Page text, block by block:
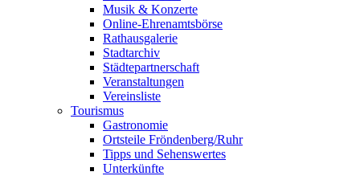
Musik & Konzerte
Online-Ehrenamtsbörse
Rathausgalerie
Stadtarchiv
Städtepartnerschaft
Veranstaltungen
Vereinsliste
Tourismus
Gastronomie
Ortsteile Fröndenberg/Ruhr
Tipps und Sehenswertes
Unterkünfte